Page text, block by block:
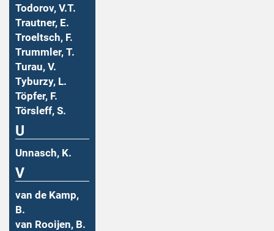
Todorov, V.T.
Trautner, E.
Troeltsch, F.
Trummler, T.
Turau, V.
Tyburzy, L.
Töpfer, F.
Törsleff, S.
U
Unnasch, K.
V
van de Kamp,
B.
van Rooijen, B.